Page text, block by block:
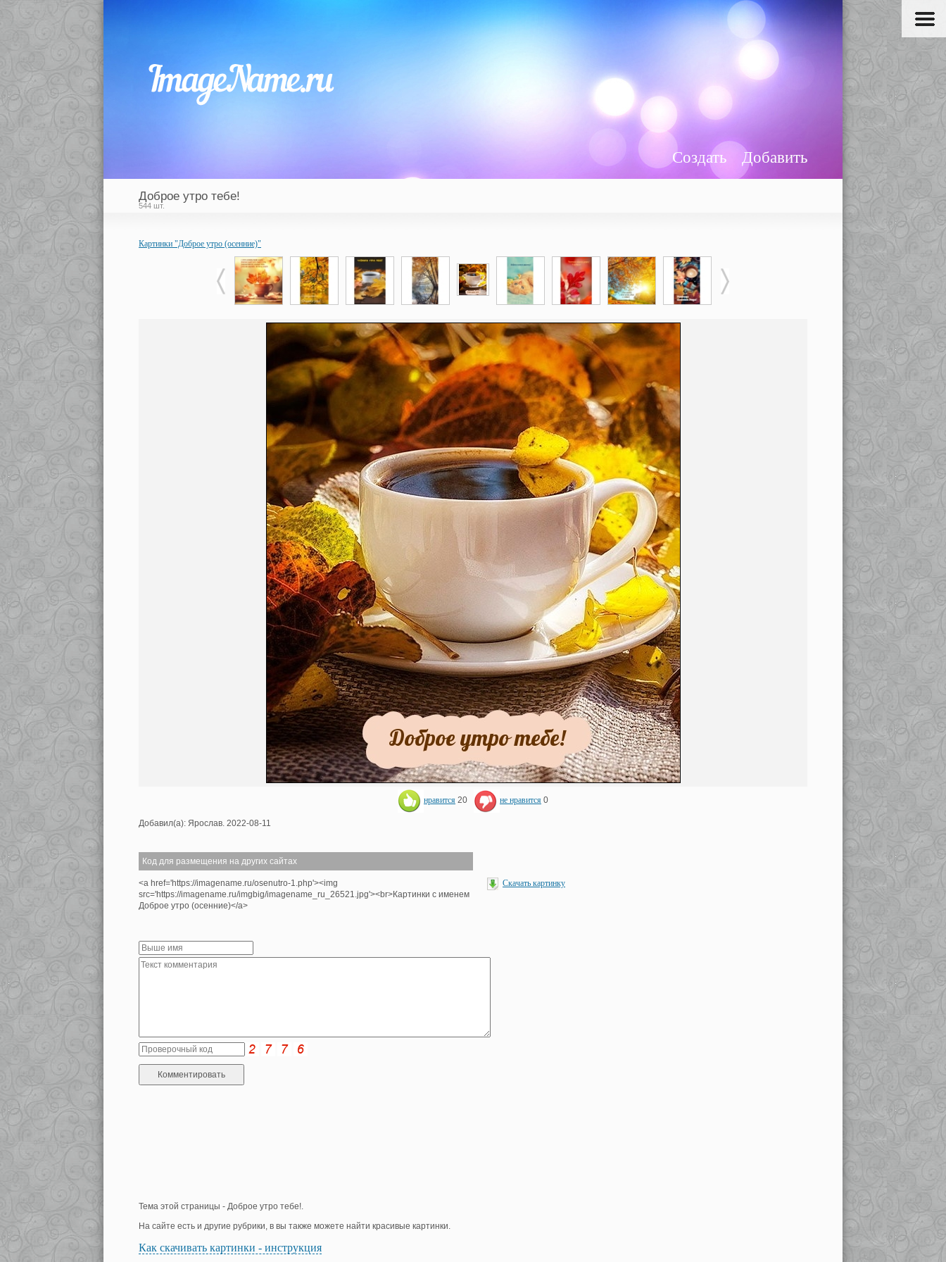
Добавить
Создать
Доброе утро тебе!
544 шт.
Картинки "Доброе утро (осенние)"
нравится 20 не нравится 0
Добавил(а): Ярослав. 2022-08-11
Код для размещения на других сайтах
<a href='https://imagename.ru/osenutro-1.php'><img
src='https://imagename.ru/imgbig/imagename_ru_26521.jpg'><br>Картинки с именем
Доброе утро (осенние)</a>
Скачать картинку
Тема этой страницы - Доброе утро тебе!.
На сайте есть и другие рубрики, в вы также можете найти красивые картинки.
Как скачивать картинки - инструкция